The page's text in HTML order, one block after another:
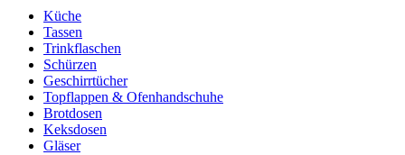
Küche
Tassen
Trinkflaschen
Schürzen
Geschirrtücher
Topflappen & Ofenhandschuhe
Brotdosen
Keksdosen
Gläser